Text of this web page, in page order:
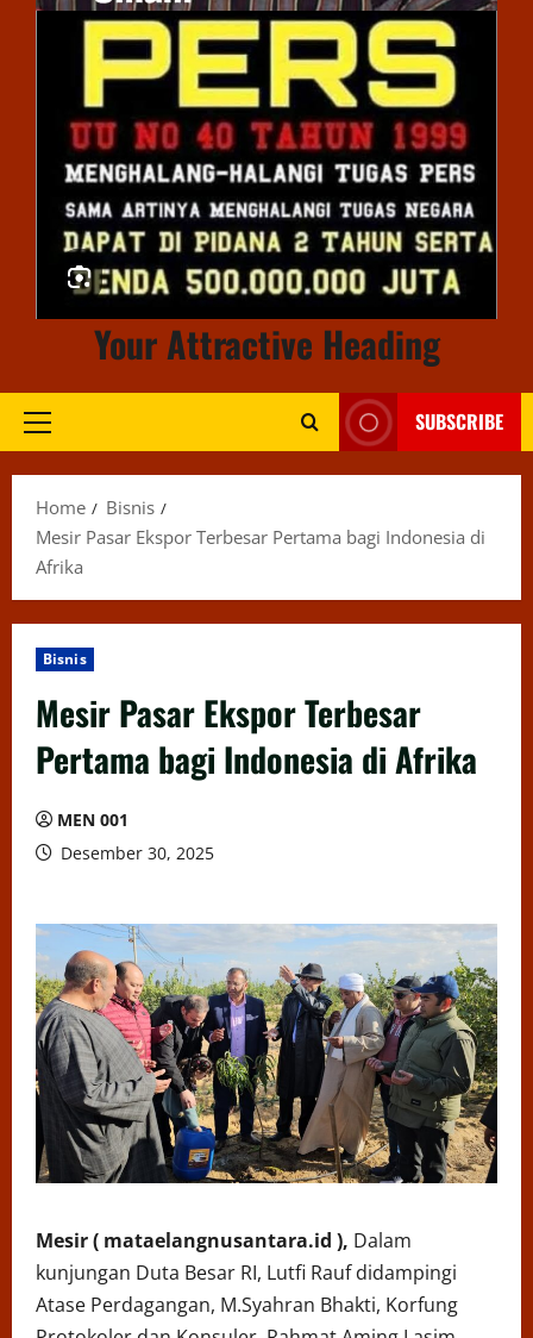
Your Attractive Heading
Primary
SUBSCRIBE
Home
Bisnis
Mesir Pasar Ekspor Terbesar Pertama bagi Indonesia di
Afrika
Bisnis
Mesir Pasar Ekspor Terbesar
Pertama bagi Indonesia di Afrika
MEN 001
Desember 30, 2025
Mesir ( mataelangnusantara.id ), Dalam
kunjungan Duta Besar RI, Lutfi Rauf didampingi
Atase Perdagangan, M.Syahran Bhakti, Korfung